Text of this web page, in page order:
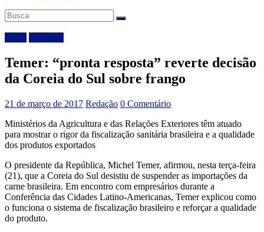
Temer: “pronta resposta” reverte decisão
da Coreia do Sul sobre frango
21 de março de 2017 Redação 0 Comentário
Ministérios da Agricultura e das Relações Exteriores têm atuado
para mostrar o rigor da fiscalização sanitária brasileira e a qualidade
dos produtos exportados
O presidente da República, Michel Temer, afirmou, nesta terça-feira
(21), que a Coreia do Sul desistiu de suspender as importações da
carne brasileira. Em encontro com empresários durante a
Conferência das Cidades Latino-Americanas, Temer explicou como
o funciona o sistema de fiscalização brasileiro e reforçar a qualidade
do produto.